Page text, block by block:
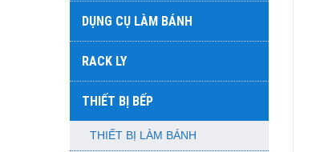
DỤNG CỤ LÀM BÁNH
RACK LY
THIẾT BỊ BẾP
THIẾT BỊ LÀM BÁNH